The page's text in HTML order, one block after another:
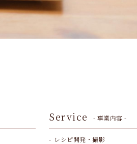
Service - 事業内容 -
レシピ開発・撮影